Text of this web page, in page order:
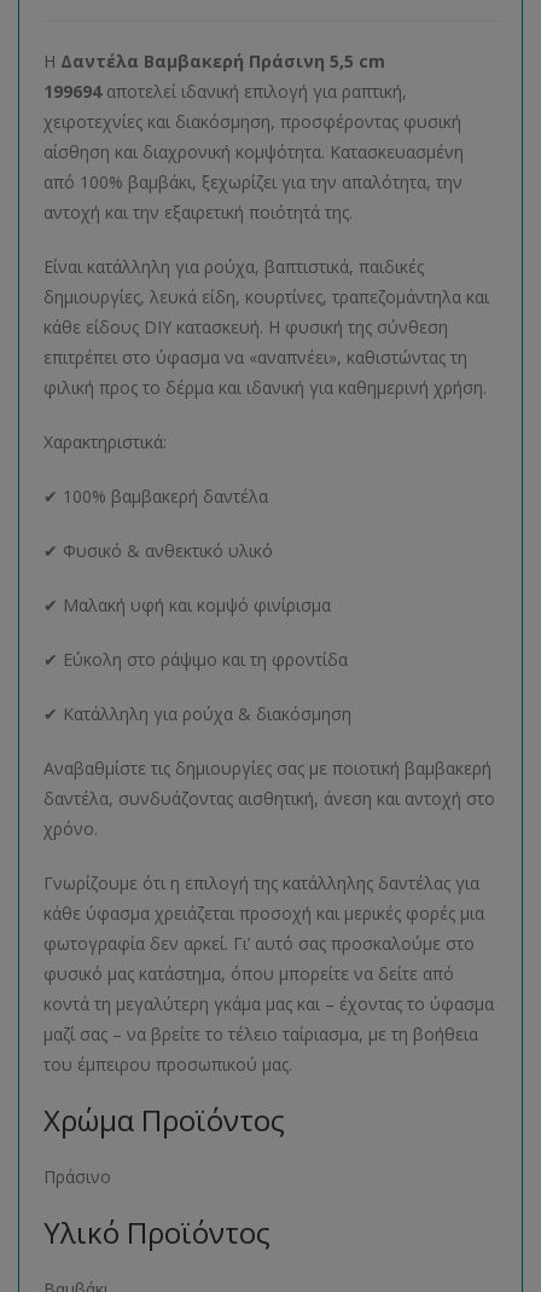
Η Δαντέλα Βαμβακερή Πράσινη 5,5 cm
199694αποτελεί ιδανική επιλογή για ραπτική,
χειροτεχνίες και διακόσμηση, προσφέροντας φυσική
αίσθηση και διαχρονική κομψότητα. Κατασκευασμένη
από 100% βαμβάκι, ξεχωρίζει για την απαλότητα, την
αντοχή και την εξαιρετική ποιότητά της.
Είναι κατάλληλη για ρούχα, βαπτιστικά, παιδικές
δημιουργίες, λευκά είδη, κουρτίνες, τραπεζομάντηλα και
κάθε είδους DIY κατασκευή. Η φυσική της σύνθεση
επιτρέπει στο ύφασμα να «αναπνέει», καθιστώντας τη
φιλική προς το δέρμα και ιδανική για καθημερινή χρήση.
Χαρακτηριστικά:
✔ 100% βαμβακερή δαντέλα
✔ Φυσικό & ανθεκτικό υλικό
✔ Μαλακή υφή και κομψό φινίρισμα
✔ Εύκολη στο ράψιμο και τη φροντίδα
✔ Κατάλληλη για ρούχα & διακόσμηση
Αναβαθμίστε τις δημιουργίες σας με ποιοτική βαμβακερή
δαντέλα, συνδυάζοντας αισθητική, άνεση και αντοχή στο
χρόνο.
Γνωρίζουμε ότι η επιλογή της κατάλληλης δαντέλας για
κάθε ύφασμα χρειάζεται προσοχή και μερικές φορές μια
φωτογραφία δεν αρκεί. Γι’ αυτό σας προσκαλούμε στο
φυσικό μας κατάστημα, όπου μπορείτε να δείτε από
κοντά τη μεγαλύτερη γκάμα μας και – έχοντας το ύφασμα
μαζί σας – να βρείτε το τέλειο ταίριασμα, με τη βοήθεια
του έμπειρου προσωπικού μας.
Χρώμα Προϊόντος
Πράσινο
Υλικό Προϊόντος